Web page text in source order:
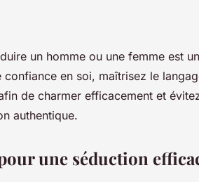
un homme ou une femme est
en soi, maîtrisez le
de charmer efficacement et
authentique.
une séduction